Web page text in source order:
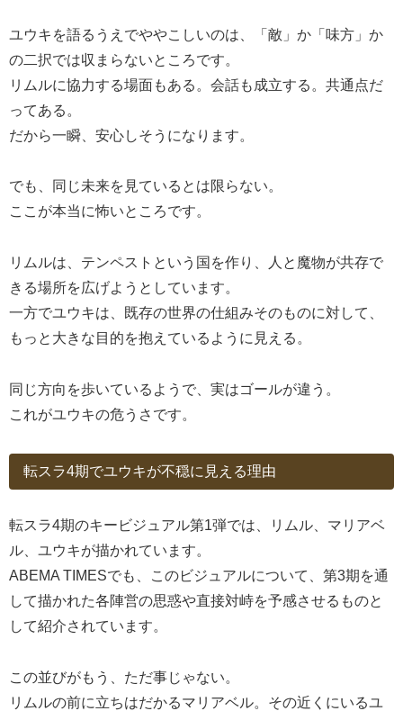
ユウキを語るうえでややこしいのは、「敵」か「味方」か
の二択では収まらないところです。
リムルに協力する場面もある。会話も成立する。共通点だ
ってある。
だから一瞬、安心しそうになります。
でも、同じ未来を見ているとは限らない。
ここが本当に怖いところです。
リムルは、テンペストという国を作り、人と魔物が共存で
きる場所を広げようとしています。
一方でユウキは、既存の世界の仕組みそのものに対して、
もっと大きな目的を抱えているように見える。
同じ方向を歩いているようで、実はゴールが違う。
これがユウキの危うさです。
転スラ4期でユウキが不穏に見える理由
転スラ4期のキービジュアル第1弾では、リムル、マリアベ
ル、ユウキが描かれています。
ABEMA TIMESでも、このビジュアルについて、第3期を通
して描かれた各陣営の思惑や直接対峙を予感させるものと
して紹介されています。
この並びがもう、ただ事じゃない。
リムルの前に立ちはだかるマリアベル。その近くにいるユ